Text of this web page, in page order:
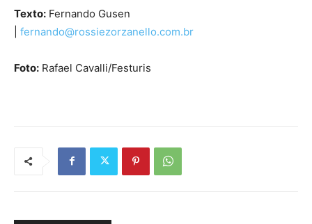
Texto: Fernando Gusen
fernando@rossiezorzanello.com.br
Foto: Rafael Cavalli/Festuris